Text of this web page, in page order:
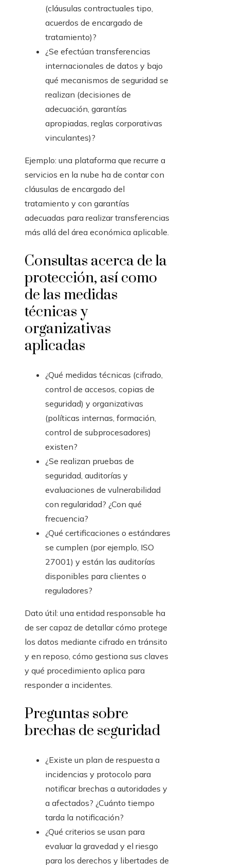
(cláusulas contractuales tipo,
acuerdos de encargado de
tratamiento)?
¿Se efectúan transferencias
internacionales de datos y bajo
qué mecanismos de seguridad se
realizan (decisiones de
adecuación, garantías
apropiadas, reglas corporativas
vinculantes)?
Ejemplo: una plataforma que recurre a
servicios en la nube ha de contar con
cláusulas de encargado del
tratamiento y con garantías
adecuadas para realizar transferencias
más allá del área económica aplicable.
Consultas acerca de la
protección, así como
de las medidas
técnicas y
organizativas
aplicadas
¿Qué medidas técnicas (cifrado,
control de accesos, copias de
seguridad) y organizativas
(políticas internas, formación,
control de subprocesadores)
existen?
¿Se realizan pruebas de
seguridad, auditorías y
evaluaciones de vulnerabilidad
con regularidad? ¿Con qué
frecuencia?
¿Qué certificaciones o estándares
se cumplen (por ejemplo, ISO
27001) y están las auditorías
disponibles para clientes o
reguladores?
Dato útil: una entidad responsable ha
de ser capaz de detallar cómo protege
los datos mediante cifrado en tránsito
y en reposo, cómo gestiona sus claves
y qué procedimiento aplica para
responder a incidentes.
Preguntas sobre
brechas de seguridad
¿Existe un plan de respuesta a
incidencias y protocolo para
notificar brechas a autoridades y
a afectados? ¿Cuánto tiempo
tarda la notificación?
¿Qué criterios se usan para
evaluar la gravedad y el riesgo
para los derechos y libertades de